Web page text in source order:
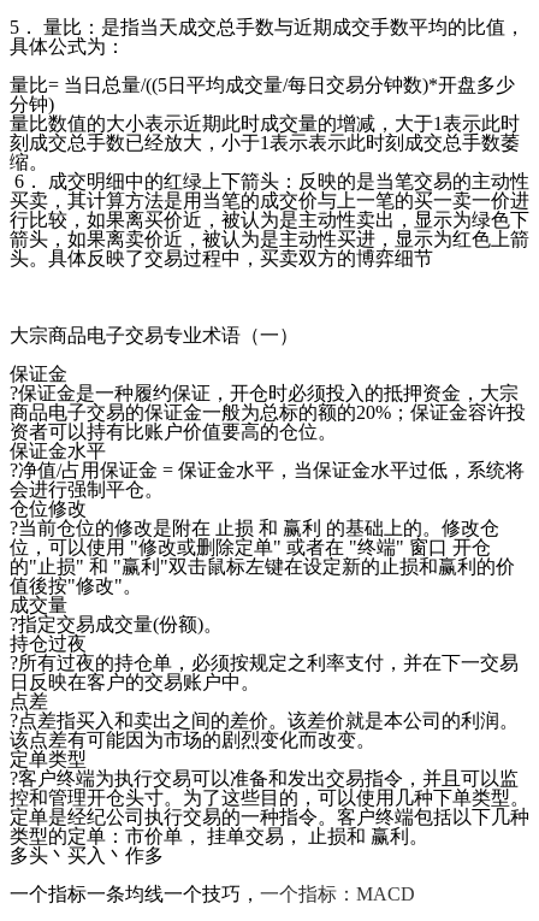
5． 量比：是指当天成交总手数与近期成交手数平均的比值，
具体公式为：
量比= 当日总量/((5日平均成交量/每日交易分钟数)*开盘多少
分钟)
量比数值的大小表示近期此时成交量的增减，大于1表示此时
刻成交总手数已经放大，小于1表示表示此时刻成交总手数萎
缩。
6． 成交明细中的红绿上下箭头：反映的是当笔交易的主动性
买卖，其计算方法是用当笔的成交价与上一笔的买一卖一价进
行比较，如果离买价近，被认为是主动性卖出，显示为绿色下
箭头，如果离卖价近，被认为是主动性买进，显示为红色上箭
头。具体反映了交易过程中，买卖双方的博弈细节
大宗商品电子交易专业术语（一）
保证金
?保证金是一种履约保证，开仓时必须投入的抵押资金，大宗
商品电子交易的保证金一般为总标的额的20%；保证金容许投
资者可以持有比账户价值要高的仓位。
保证金水平
?净值/占用保证金 = 保证金水平，当保证金水平过低，系统将
会进行强制平仓。
仓位修改
?当前仓位的修改是附在 止损 和 赢利 的基础上的。修改仓
位，可以使用 "修改或删除定单" 或者在 "终端" 窗口 开仓
的"止损" 和 "赢利"双击鼠标左键在设定新的止损和赢利的价
值後按"修改"。
成交量
?指定交易成交量(份额)。
持仓过夜
?所有过夜的持仓单，必须按规定之利率支付，并在下一交易
日反映在客户的交易账户中。
点差
?点差指买入和卖出之间的差价。该差价就是本公司的利润。
该点差有可能因为市场的剧烈变化而改变。
定单类型
?客户终端为执行交易可以准备和发出交易指令，并且可以监
控和管理开仓头寸。为了这些目的，可以使用几种下单类型。
定单是经纪公司执行交易的一种指令。客户终端包括以下几种
类型的定单：市价单， 挂单交易， 止损和 赢利。
多头丶买入丶作多
一个指标一条均线一个技巧 ， 一个指标： MACD